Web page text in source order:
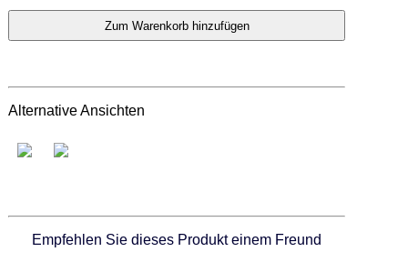
Alternative Ansichten
Empfehlen Sie dieses Produkt einem Freund